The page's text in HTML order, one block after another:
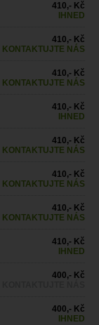
410,- Kč
IHNED
410,- Kč
KONTAKTUJTE NÁS
410,- Kč
KONTAKTUJTE NÁS
410,- Kč
IHNED
410,- Kč
KONTAKTUJTE NÁS
410,- Kč
KONTAKTUJTE NÁS
410,- Kč
KONTAKTUJTE NÁS
410,- Kč
IHNED
400,- Kč
400,- Kč
IHNED